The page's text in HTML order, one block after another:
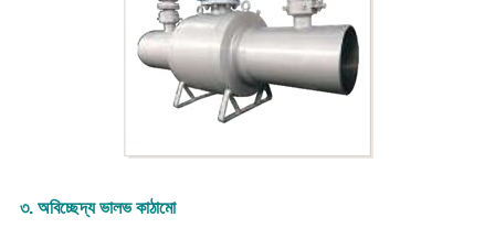
৩. অবিচ্ছেদ্য ভালভ কাঠামো